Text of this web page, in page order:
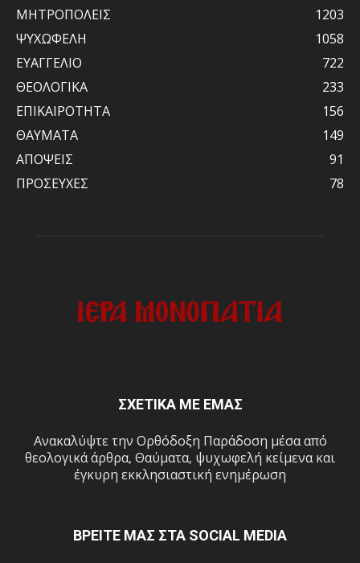
ΜΗΤΡΟΠΟΛΕΙΣ
1203
ΨΥΧΩΦΕΛΗ
1058
ΕΥΑΓΓΕΛΙΟ
722
ΘΕΟΛΟΓΙΚΑ
233
ΕΠΙΚΑΙΡΟΤΗΤΑ
156
ΘΑΥΜΑΤΑ
149
ΑΠΟΨΕΙΣ
91
ΠΡΟΣΕΥΧΕΣ
78
ΣΧΕΤΙΚΑ ΜΕ ΕΜΑΣ
Ανακαλύψτε την Ορθόδοξη Παράδοση μέσα από
θεολογικά άρθρα, Θαύματα, ψυχωφελή κείμενα και
έγκυρη εκκλησιαστική ενημέρωση
ΒΡΕΙΤΕ ΜΑΣ ΣΤΑ SOCIAL MEDIA